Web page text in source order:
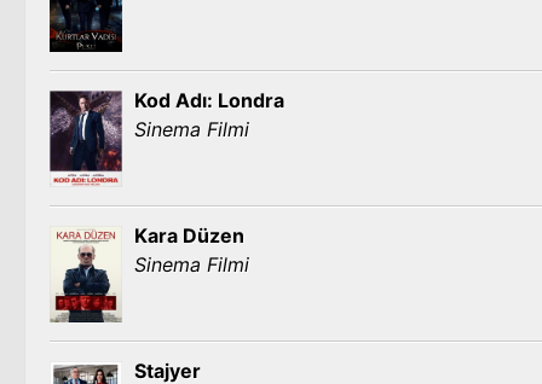
Kod Adı: Londra
Sinema Filmi
Kara Düzen
Sinema Filmi
Stajyer